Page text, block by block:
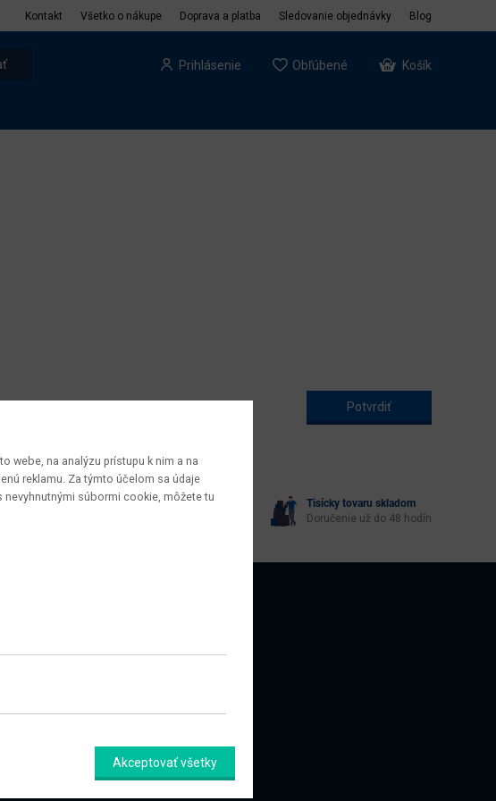
Kontakt Všetko o nákupe Doprava a platba Sledovanie objednávky Blog
Prihlásenie Obľúbené Košík
Top ceny
Tisícky tovaru skladom
Doručenie už do 48 hodín
Reklamačný formulár
Odstúpiť od zmluvy tu
webe, na analýzu prístupu k nim a na
reklamu. Za týmto účelom sa údaje
súbormi cookie, môžete tu
Akceptovať všetky